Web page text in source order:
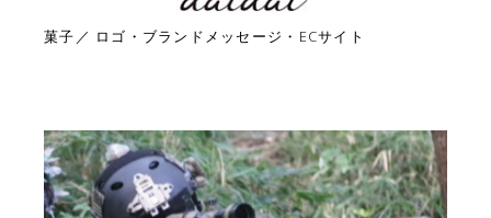
菓子／ ロゴ・ブランドメッセージ・ECサイト